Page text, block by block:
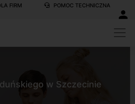
FIRM POMOC TECHNICZNA
w Szczecinie